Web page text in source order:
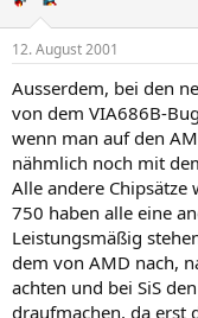
12. August 2001
Ausserdem, bei den
von dem VIA686B-
wenn man auf den
nähmlich noch mit
Alle andere Chipsätze
750 haben alle eine
Leistungsmäßig
dem von AMD nach,
achten und bei SiS
draufmachen, da erst